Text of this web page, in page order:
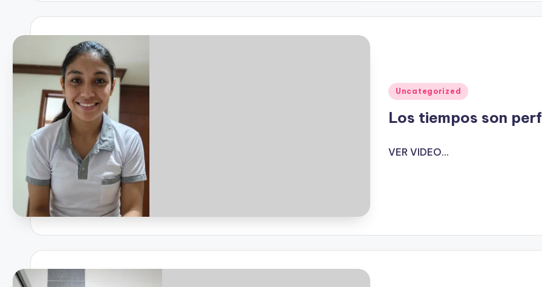
Publicado
Uncategorized
Los tiempos son
VER VIDEO...